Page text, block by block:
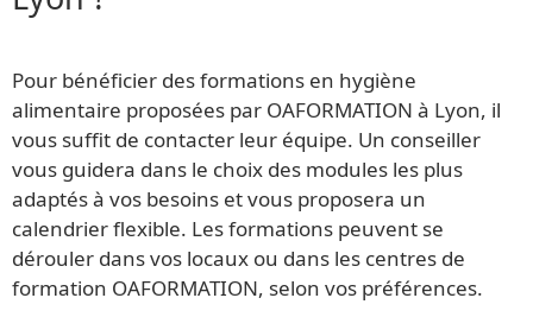
Pour bénéficier des formations en hygiène
alimentaire proposées par OAFORMATION à Lyon, il
vous suffit de contacter leur équipe. Un conseiller
vous guidera dans le choix des modules les plus
adaptés à vos besoins et vous proposera un
calendrier flexible. Les formations peuvent se
dérouler dans vos locaux ou dans les centres de
formation OAFORMATION, selon vos préférences.